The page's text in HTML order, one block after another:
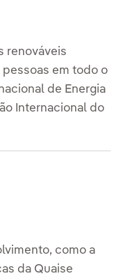
renováveis
pessoas em todo o
de Energia
Internacional do
como a
da Quaise